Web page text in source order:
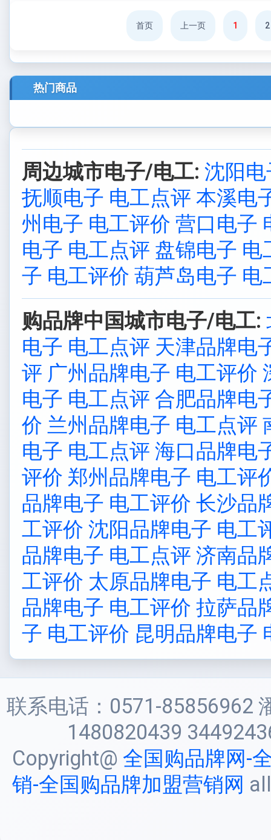
首页 上一页 1 2
热门商品
周边城市电子/电工: 沈阳
抚顺电子 电工点评 本溪电
州电子 电工评价 营口电子
电子 电工点评 盘锦电子 电
子 电工评价 葫芦岛电子 电
购品牌中国城市电子/电工:
电子 电工点评 天津品牌电
评 广州品牌电子 电工评价
电子 电工点评 合肥品牌电
价 兰州品牌电子 电工点评
电子 电工点评 海口品牌电
评价 郑州品牌电子 电工评
品牌电子 电工评价 长沙品
工评价 沈阳品牌电子 电工
品牌电子 电工点评 济南品
工评价 太原品牌电子 电工
品牌电子 电工评价 拉萨品
子 电工评价 昆明品牌电子
联系电话：0571-85856962
1480820439
Copyright@ 全国购品牌网-
销-全国购品牌加盟营销网